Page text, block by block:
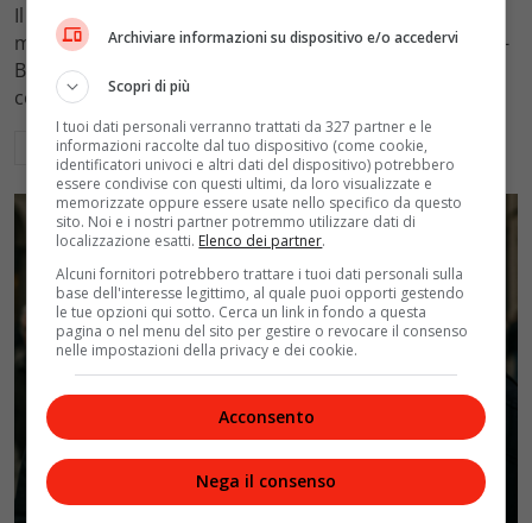
Il Tribunale di Roma ha fissato l'assegno di
mantenimento figli a 10.900 euro mensili nel caso Totti-
Blasi, respingendo la richiesta di 20mila euro della
conduttrice.
Leggi di più
Politica
Archiviare informazioni su dispositivo e/o accedervi
Scopri di più
I tuoi dati personali verranno trattati da 327 partner e le
informazioni raccolte dal tuo dispositivo (come cookie,
identificatori univoci e altri dati del dispositivo) potrebbero
essere condivise con questi ultimi, da loro visualizzate e
memorizzate oppure essere usate nello specifico da questo
sito. Noi e i nostri partner potremmo utilizzare dati di
localizzazione esatti. Elenco dei partner.
Alcuni fornitori potrebbero trattare i tuoi dati personali sulla
base dell'interesse legittimo, al quale puoi opporti gestendo
le tue opzioni qui sotto. Cerca un link in fondo a questa
pagina o nel menu del sito per gestire o revocare il consenso
nelle impostazioni della privacy e dei cookie.
Acconsento
Nega il consenso